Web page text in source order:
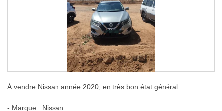
À vendre Nissan année 2020, en très bon état général.
- Marque : Nissan